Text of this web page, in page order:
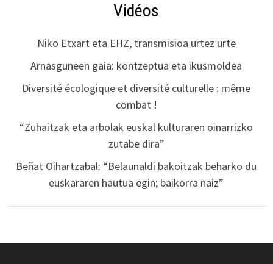
Vidéos
Niko Etxart eta EHZ, transmisioa urtez urte
Arnasguneen gaia: kontzeptua eta ikusmoldea
Diversité écologique et diversité culturelle : même
combat !
“Zuhaitzak eta arbolak euskal kulturaren oinarrizko
zutabe dira”
Beñat Oihartzabal: “Belaunaldi bakoitzak beharko du
euskararen hautua egin; baikorra naiz”